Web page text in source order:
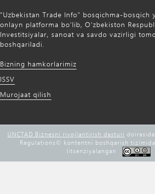
“Uzbekistan Trade Info” bosqichma-bosqich
onlayn platforma bo‘lib, O‘zbekiston
Investitsiyalar, sanoat va savdo vazirligi
boshqariladi.
Bizning hamkorlarimiz
ISSV
Murojaat qilish
UNCTAD Biznesni rivojlantirish dasturi
Regulations©️ kontentni boshqarish
litsenziyalangan